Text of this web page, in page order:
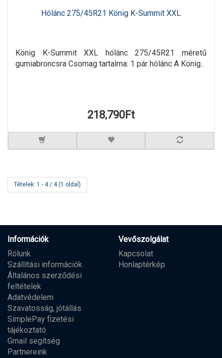
Hólánc 275/45R21 König K-Summit XXL
König K-Summit XXL hólánc 275/45R21 méretű
gumiabroncsra Csomag tartalma: 1 pár hólánc A König..
218,790Ft
Tételek: 1 - 4 / 4 (1 oldal)
Információk
Rólunk
Szállítási információk
Általános szerződési
feltételek
Adatvédelem
Szavatosság, jótállás
SimplePay fizetési
tájékoztató
Gmail segítség
Partnereink
Vevőszolgálat
Kapcsolat
Honlaptérkép